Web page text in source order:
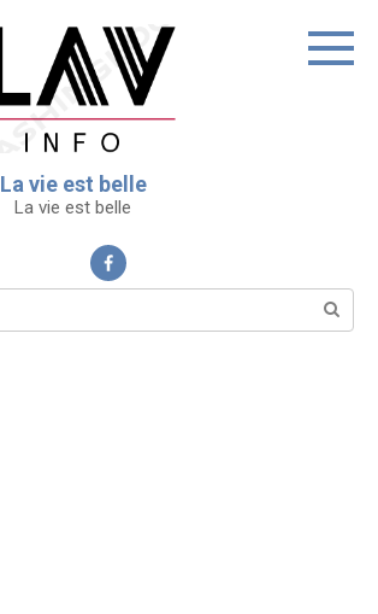
La vie est belle
La vie est belle